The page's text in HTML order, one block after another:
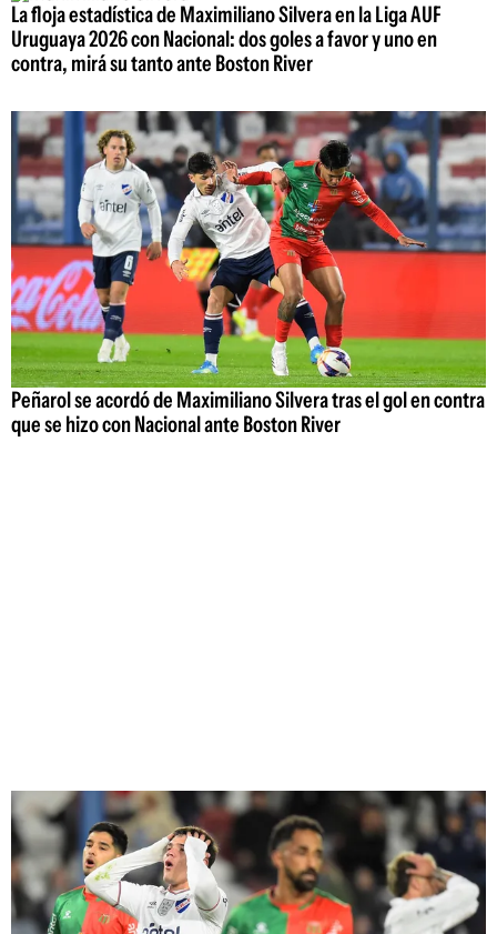
La floja estadística de Maximiliano Silvera en la Liga AUF
Uruguaya 2026 con Nacional: dos goles a favor y uno en
contra, mirá su tanto ante Boston River
Peñarol se acordó de Maximiliano Silvera tras el gol en contra
que se hizo con Nacional ante Boston River